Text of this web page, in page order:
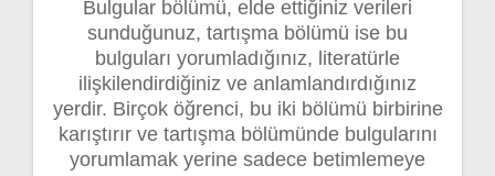
Bulgular bölümü, elde ettiğiniz verileri
sunduğunuz, tartışma bölümü ise bu
bulguları yorumladığınız, literatürle
ilişkilendirdiğiniz ve anlamlandırdığınız
yerdir. Birçok öğrenci, bu iki bölümü birbirine
karıştırır ve tartışma bölümünde bulgularını
yorumlamak yerine sadece betimlemeye